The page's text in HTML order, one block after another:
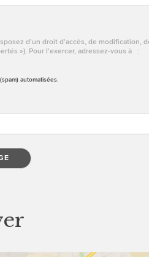
d'un droit d'accès, de modification,
»). Pour l'exercer, adressez-vous à :
automatisées.